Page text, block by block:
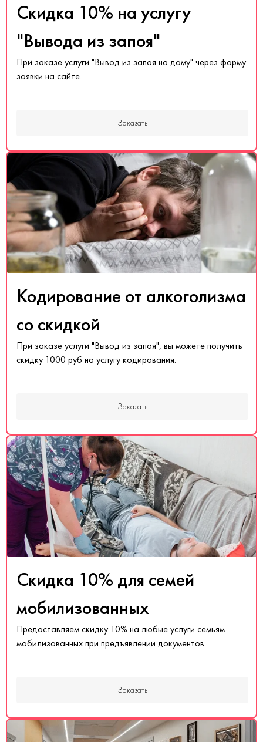
Скидка 10% на услугу
"Вывода из запоя"
При заказе услуги "Вывод из запоя на дому" через форму
заявки на сайте.
Заказать
Кодирование от алкоголизма
со скидкой
При заказе услуги "Вывод из запоя", вы можете получить
скидку 1000 руб на услугу кодирования.
Заказать
Скидка 10% для семей
мобилизованных
Предоставляем скидку 10% на любые услуги семьям
мобилизованных при предъявлении документов.
Заказать